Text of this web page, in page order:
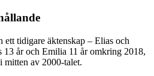
ett tidigare äktenskap – Elias och
år och Emilia 11 år omkring 2018,
mitten av 2000-talet.